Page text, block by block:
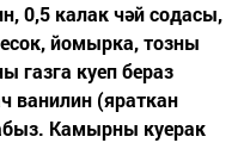
0,5 калак чәй содасы,
йомырка, тозны
газга куеп бераз
ванилин (яраткан
Камырны куерак